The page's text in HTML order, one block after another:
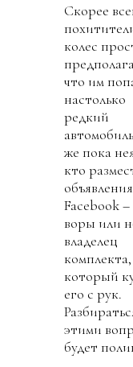
Скорее
колес
что им
настолько
редкий
же пока
кто
Facebook
воры или
владелец
комплекта,
который
его с рук.
этими
будет